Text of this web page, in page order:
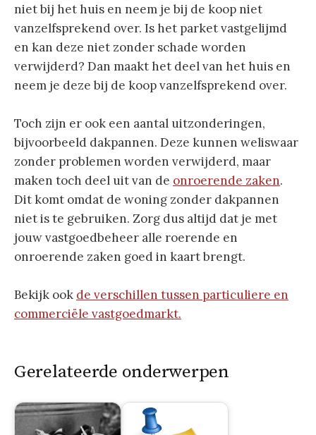
niet bij het huis en neem je bij de koop niet
vanzelfsprekend over. Is het parket vastgelijmd
en kan deze niet zonder schade worden
verwijderd? Dan maakt het deel van het huis en
neem je deze bij de koop vanzelfsprekend over.
Toch zijn er ook een aantal uitzonderingen,
bijvoorbeeld dakpannen. Deze kunnen weliswaar
zonder problemen worden verwijderd, maar
maken toch deel uit van de onroerende zaken.
Dit komt omdat de woning zonder dakpannen
niet is te gebruiken. Zorg dus altijd dat je met
jouw vastgoedbeheer alle roerende en
onroerende zaken goed in kaart brengt.
Bekijk ook de verschillen tussen particuliere en
commerciële vastgoedmarkt.
Gerelateerde onderwerpen